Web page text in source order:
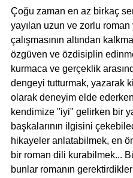
Çoğu zaman en az birkaç
yayılan uzun ve zorlu roman
çalışmasının altından
özgüven ve özdisiplin
kurmaca ve gerçeklik
dengeyi tutturmak, yazarak
olarak deneyim elde
kendimize "iyi" gelirken bir
başkalarının ilgisini
hikayeler anlatabilmek, en
bir roman dili kurabilmek...
bunlar romanın